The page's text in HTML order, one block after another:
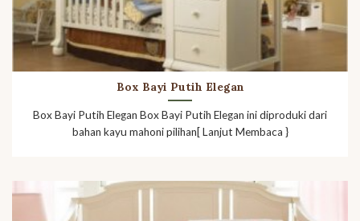
Box Bayi Putih Elegan
Box Bayi Putih Elegan Box Bayi Putih Elegan ini diproduki dari
bahan kayu mahoni pilihan[ Lanjut Membaca }